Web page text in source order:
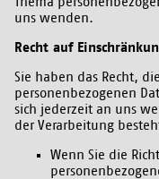
uns wenden.
Recht auf
Sie haben das Recht,
personenbezogenen
sich jederzeit an uns
der Verarbeitung
Wenn Sie die